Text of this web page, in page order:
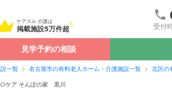
ケアスル 介護は
掲載施設5万件超 受付
見学予約の相談
一覧 名古屋市の有料老人ホーム・介護施設一覧 北区の
ケア そんぽの家 黒川